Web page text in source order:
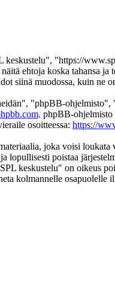
"https://
ehtoja koska tahansa
siinä muodossa, kuin ne
"phpBB-
. phpBB-ohjelmisto
osoitteessa: https://
joka voisi
poistaa
keskustelu" on oikeus
kolmannelle